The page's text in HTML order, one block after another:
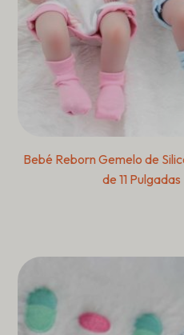
Bebé Reborn Gemelo de
de 11 Pulgadas